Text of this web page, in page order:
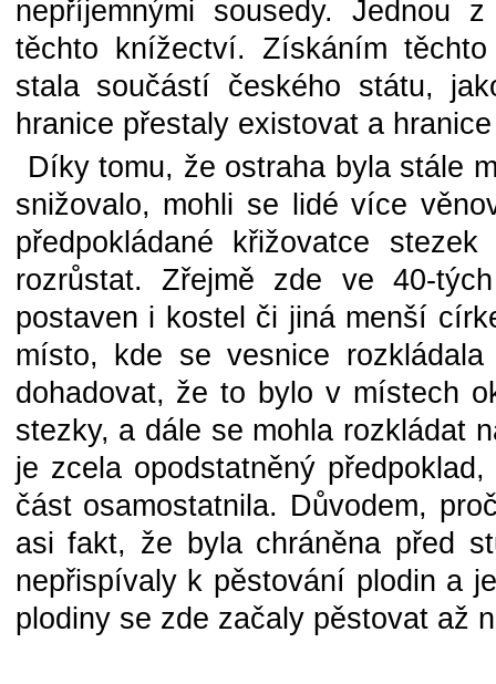
nepříjemnými sousedy. Jednou
těchto knížectví. Získáním
stala součástí českého státu,
hranice přestaly existovat a
Díky tomu, že ostraha byla stále
snižovalo, mohli se lidé více
předpokládané křižovatce
rozrůstat. Zřejmě zde ve 40-
postaven i kostel či jiná menší
místo, kde se vesnice
dohadovat, že to bylo v místech
stezky, a dále se mohla rozkládat
je zcela opodstatněný
část osamostatnila. Důvodem,
asi fakt, že byla chráněna před
nepřispívaly k pěstování plodin a
plodiny se zde začaly pěstovat až